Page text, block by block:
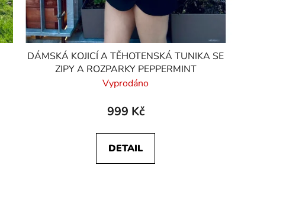
DÁMSKÁ KOJICÍ A TĚHOTENSKÁ TUNIKA SE
ZIPY A ROZPARKY PEPPERMINT
Vyprodáno
999 Kč
DETAIL